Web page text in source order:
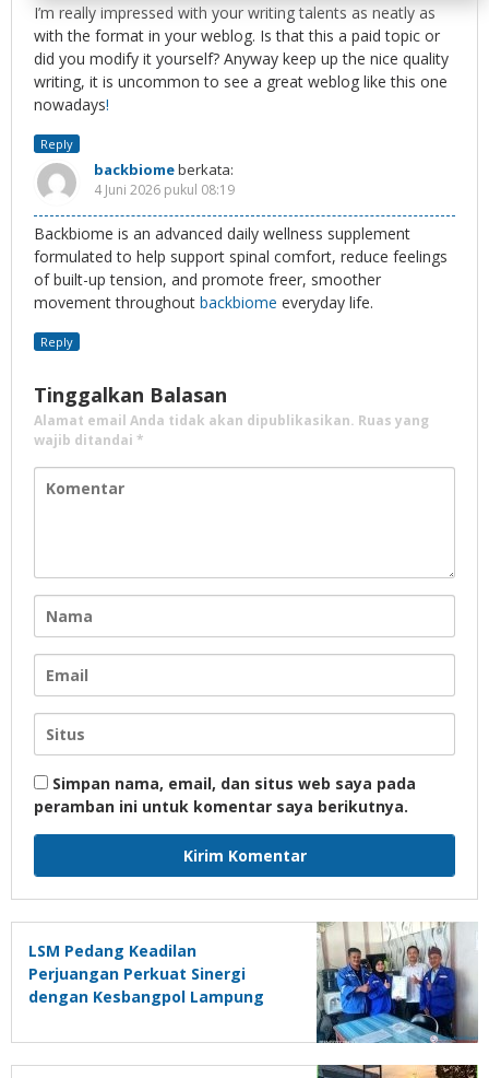
I’m really impressed with your writing talents as neatly as
with the format in your weblog. Is that this a paid topic or
did you modify it yourself? Anyway keep up the nice quality
writing, it is uncommon to see a great weblog like this one
nowadays!
Reply
backbiomeberkata:
4 Juni 2026 pukul 08:19
Backbiome is an advanced daily wellness supplement
formulated to help support spinal comfort, reduce feelings
of built-up tension, and promote freer, smoother
movement throughout backbiome everyday life.
Reply
Tinggalkan Balasan
Alamat email Anda tidak akan dipublikasikan. Ruas yang
wajib ditandai *
Simpan nama, email, dan situs web saya pada
peramban ini untuk komentar saya berikutnya.
LSM Pedang Keadilan
Perjuangan Perkuat Sinergi
dengan Kesbangpol Lampung